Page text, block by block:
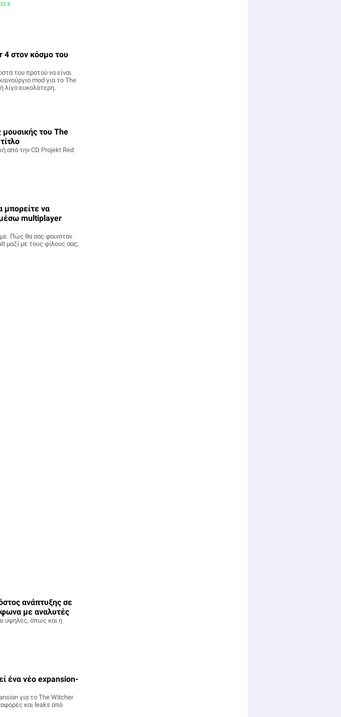
X
4 στον κόσμο του
του προτού να είναι
mod για το The
λίγο ευκολότερη.
του The
από την CD Projekt Red
μπορείτε να
μέσω multiplayer
Πώς θα σας φαινόταν
μαζί με τους φίλους σας;
ανάπτυξης σε
με αναλυτές
υψηλές, όπως και η
ένα νέο expansion-
για το The Witcher
και leaks από